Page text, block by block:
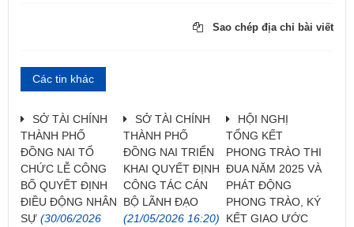
Sao chép địa chỉ bài viết
Các tin khác
SỞ TÀI CHÍNH
THÀNH PHỐ
ĐỒNG NAI TỔ
CHỨC LỄ CÔNG
BỐ QUYẾT ĐỊNH
ĐIỀU ĐỘNG NHÂN
SỰ (30/06/2026
SỞ TÀI CHÍNH
THÀNH PHỐ
ĐỒNG NAI TRIỂN
KHAI QUYẾT ĐỊNH
CÔNG TÁC CÁN
BỘ LÃNH ĐẠO
(21/05/2026 16:20)
HỘI NGHỊ
TỔNG KẾT
PHONG TRÀO THI
ĐUA NĂM 2025 VÀ
PHÁT ĐỘNG
PHONG TRÀO, KÝ
KẾT GIAO ƯỚC